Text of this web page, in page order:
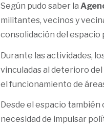
Según pudo saber la
militantes, vecinos y
consolidación del
Durante las actividades,
vinculadas al deterioro del
el funcionamiento de
Desde el espacio
necesidad de impulsar